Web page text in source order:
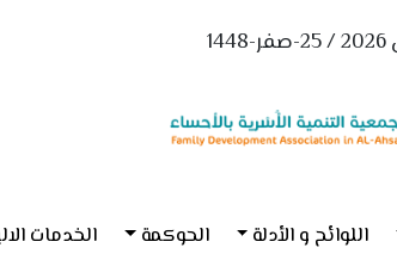
اللوائح و الأدلة الحوكمة الخدمات